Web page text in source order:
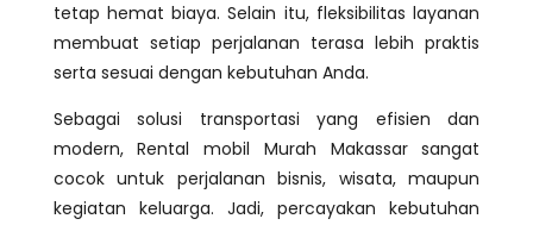
tetap hemat biaya. Selain itu, fleksibilitas layanan
membuat setiap perjalanan terasa lebih praktis
serta sesuai dengan kebutuhan Anda.
Sebagai solusi transportasi yang efisien dan
modern, Rental mobil Murah Makassar sangat
cocok untuk perjalanan bisnis, wisata, maupun
kegiatan keluarga. Jadi, percayakan kebutuhan